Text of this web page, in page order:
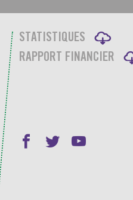
STATISTIQUES
RAPPORT FINANCIER